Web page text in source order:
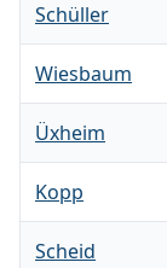
Schüller
Wiesbaum
Üxheim
Kopp
Scheid